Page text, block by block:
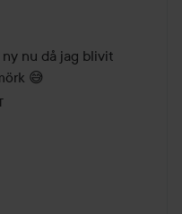
nu då jag blivit
😅